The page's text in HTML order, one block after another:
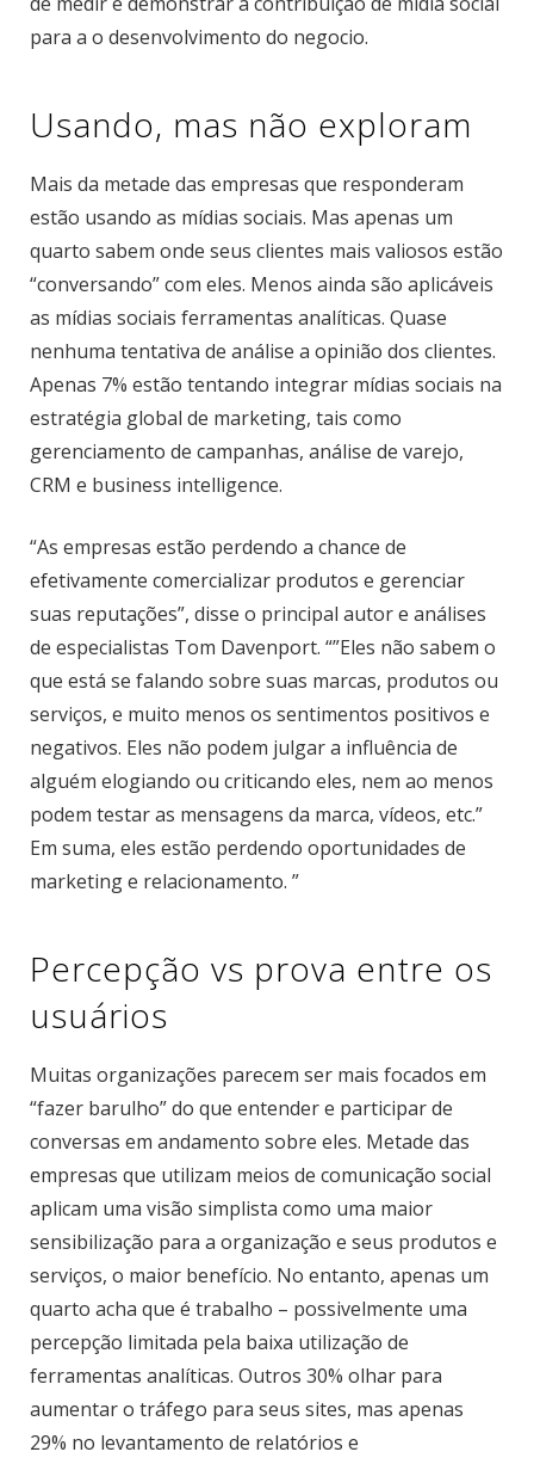
para a o desenvolvimento do negocio.
Usando, mas não exploram
Mais da metade das empresas que responderam
estão usando as mídias sociais. Mas apenas um
quarto sabem onde seus clientes mais valiosos estão
“conversando” com eles. Menos ainda são aplicáveis
as mídias sociais ferramentas analíticas. Quase
nenhuma tentativa de análise a opinião dos clientes.
Apenas 7% estão tentando integrar mídias sociais na
estratégia global de marketing, tais como
gerenciamento de campanhas, análise de varejo,
CRM e business intelligence.
“As empresas estão perdendo a chance de
efetivamente comercializar produtos e gerenciar
suas reputações”, disse o principal autor e análises
de especialistas Tom Davenport. “”Eles não sabem o
que está se falando sobre suas marcas, produtos ou
serviços, e muito menos os sentimentos positivos e
negativos. Eles não podem julgar a influência de
alguém elogiando ou criticando eles, nem ao menos
podem testar as mensagens da marca, vídeos, etc.”
Em suma, eles estão perdendo oportunidades de
marketing e relacionamento. ”
Percepção vs prova entre os
usuários
Muitas organizações parecem ser mais focados em
“fazer barulho” do que entender e participar de
conversas em andamento sobre eles. Metade das
empresas que utilizam meios de comunicação social
aplicam uma visão simplista como uma maior
sensibilização para a organização e seus produtos e
serviços, o maior benefício. No entanto, apenas um
quarto acha que é trabalho – possivelmente uma
percepção limitada pela baixa utilização de
ferramentas analíticas. Outros 30% olhar para
aumentar o tráfego para seus sites, mas apenas
29% no levantamento de relatórios e